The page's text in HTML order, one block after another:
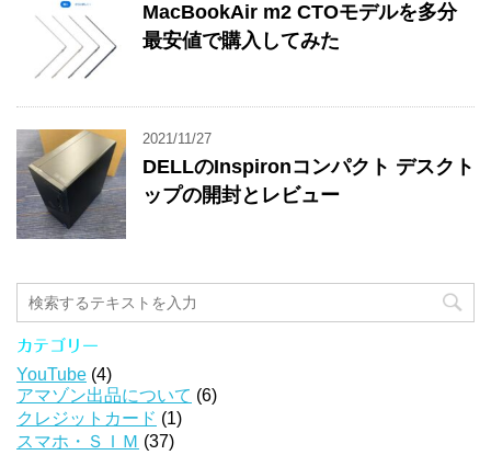
MacBookAir m2 CTOモデルを多分
最安値で購入してみた
2021/11/27
DELLのInspironコンパクト デスクト
ップの開封とレビュー
カテゴリー
YouTube (4)
アマゾン出品について (6)
クレジットカード (1)
スマホ・ＳＩＭ (37)